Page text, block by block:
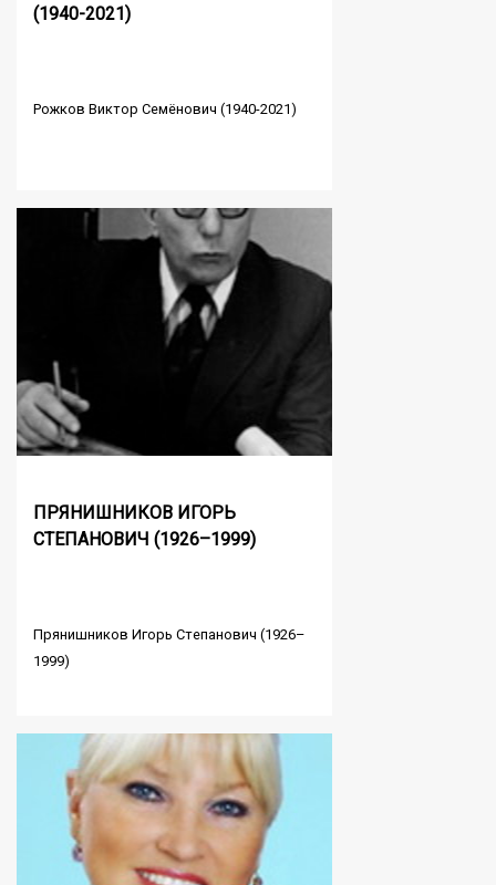
(1940-2021)
Рожков Виктор Семёнович (1940-2021)
ПРЯНИШНИКОВ ИГОРЬ
СТЕПАНОВИЧ (1926–1999)
Прянишников Игорь Степанович (1926–
1999)